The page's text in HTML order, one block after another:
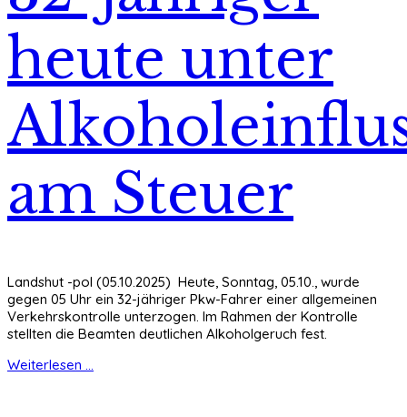
heute unter
am Steuer
Landshut -pol (05.10.2025) Heute, Sonntag, 05.10., wurde
gegen 05 Uhr ein 32-jähriger Pkw-Fahrer einer allgemeinen
Verkehrskontrolle unterzogen. Im Rahmen der Kontrolle
stellten die Beamten deutlichen Alkoholgeruch fest.
Weiterlesen ...